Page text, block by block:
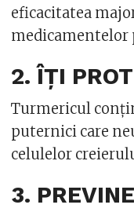
eficacitatea
medicamentelor
2. ÎȚI
Turmericul
puternici care
celulelor
3.